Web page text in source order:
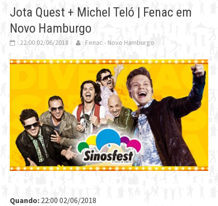
Jota Quest + Michel Teló | Fenac em
Novo Hamburgo
22:00 02/06/2018 Fenac - Novo Hamburgo
Quando: 22:00 02/06/2018